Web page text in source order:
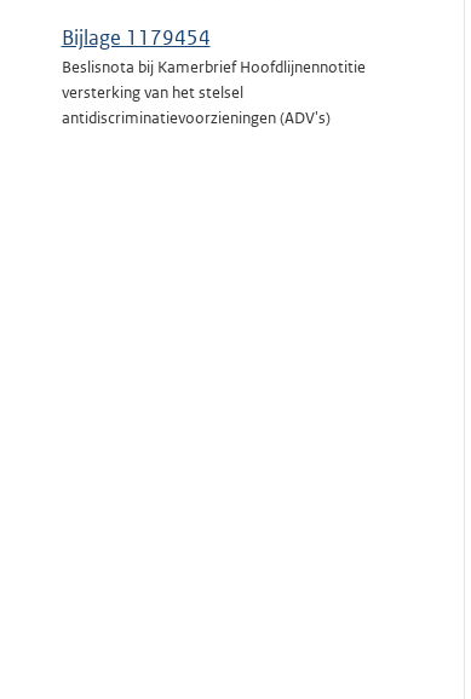
Bijlage 1179454
Beslisnota bij Kamerbrief Hoofdlijnennotitie
versterking van het stelsel
antidiscriminatievoorzieningen (ADV's)